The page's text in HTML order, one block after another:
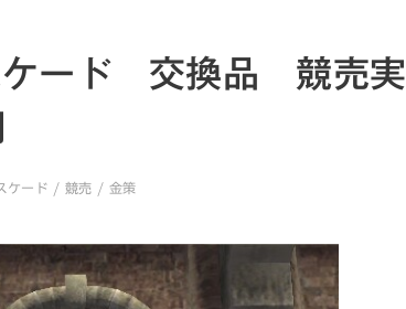
ード 交換品 競売実
ケード / 競売 / 金策